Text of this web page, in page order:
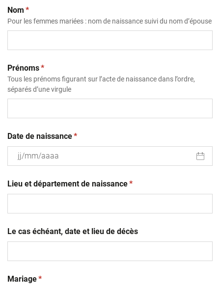
Nom (obligatoire)
*
Pour les femmes mariées : nom de naissance suivi du nom d’épouse
Prénoms(obligatoire)
*
Tous les prénoms figurant sur l’acte de naissance dans l’ordre,
séparés d’une virgule
Date de naissance(obligatoire)
*
slash
MM
Lieu et département de naissance(obligatoire)
*
Le cas échéant, date et lieu de décès
Mariage(obligatoire)
*